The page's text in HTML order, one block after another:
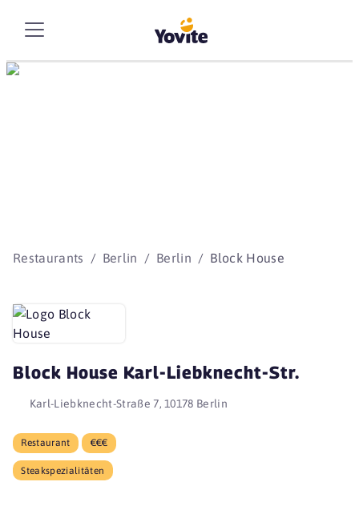
Restaurants Berlin Berlin Block House
Block House Karl-Liebknecht-Str.
Karl-Liebknecht-Straße 7, 10178 Berlin
Restaurant €€€
Steakspezialitäten